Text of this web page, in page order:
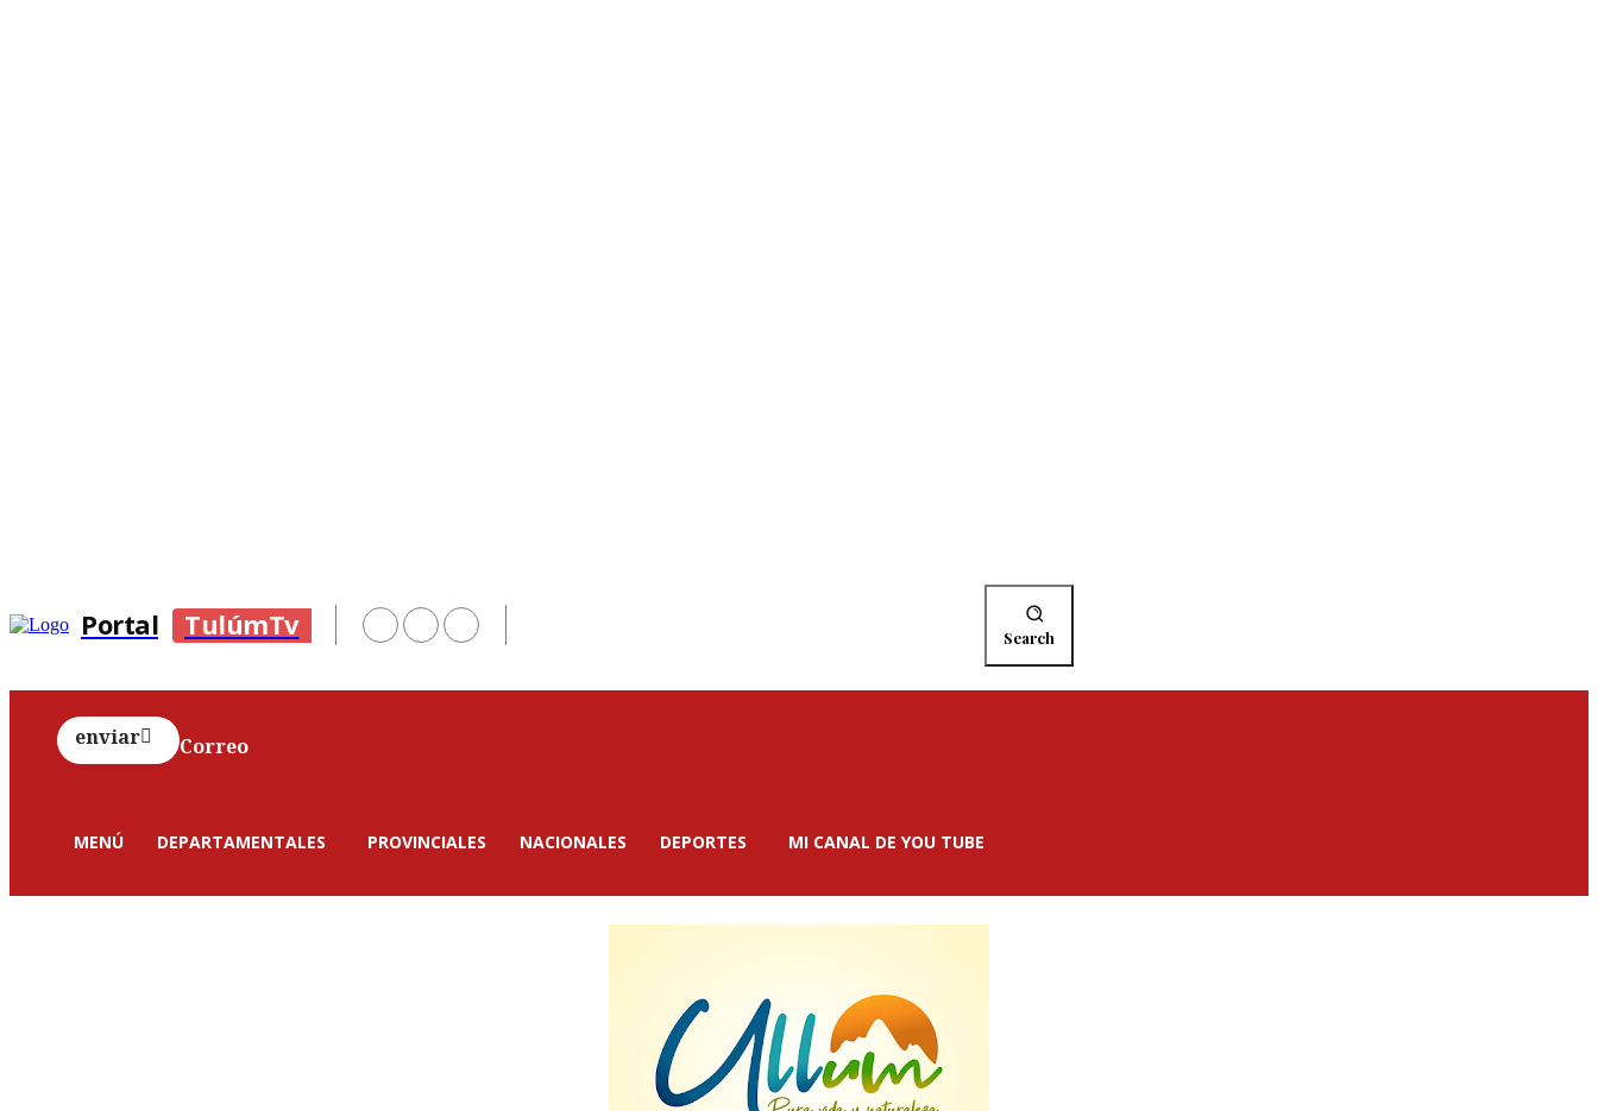
Portal TulúmTv Search
enviar Correo
MENÚ DEPARTAMENTALES PROVINCIALES NACIONALES DEPORTES MI CANAL DE YOU TUBE